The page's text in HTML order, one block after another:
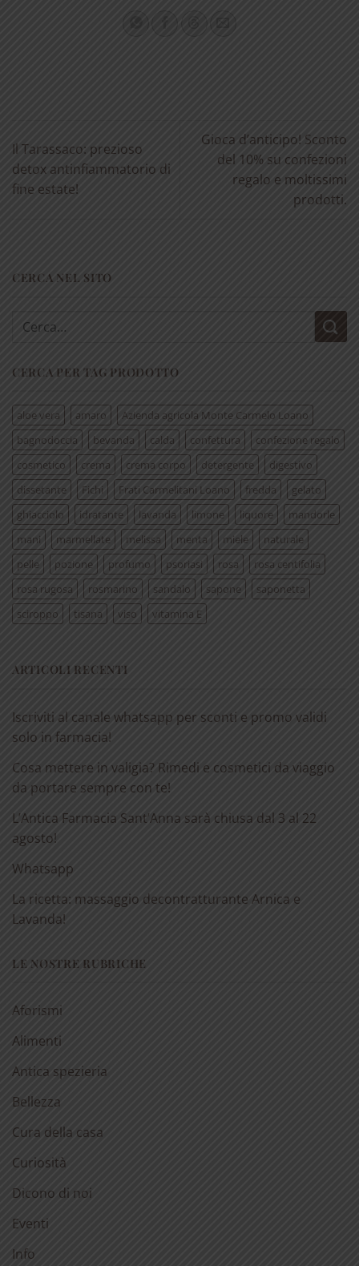
Il Tarassaco: prezioso
detox antinfiammatorio di
fine estate!
Gioca d’anticipo! Sconto
del 10% su confezioni
regalo e moltissimi
prodotti.
CERCA NEL SITO
Cerca:
CERCA PER TAG PRODOTTO
aloe vera amaro
Azienda agricola Monte Carmelo Loano
bagnodoccia
bevanda calda confettura
confezione regalo
cosmetico
crema crema corpo detergente
digestivo
dissetante
Fichi Frati Carmelitani Loano fredda
gelato
ghiacciolo
idratante lavanda limone liquore
mandorle
mani
marmellate melissa menta miele
naturale
pelle
pozione profumo psoriasi rosa
rosa centifolia
rosa rugosa
rosmarino sandalo sapone
saponetta
sciroppo
tisana viso vitamina E
ARTICOLI RECENTI
Iscriviti al canale whatsapp per sconti e promo validi
solo in farmacia!
Cosa mettere in valigia? Rimedi e cosmetici da viaggio
da portare sempre con te!
L’Antica Farmacia Sant’Anna sarà chiusa dal 3 al 22
agosto!
Whatsapp
La ricetta: massaggio decontratturante Arnica e
Lavanda!
LE NOSTRE RUBRICHE
Aforismi
Alimenti
Antica spezieria
Bellezza
Cura della casa
Curiosità
Dicono di noi
Eventi
Info